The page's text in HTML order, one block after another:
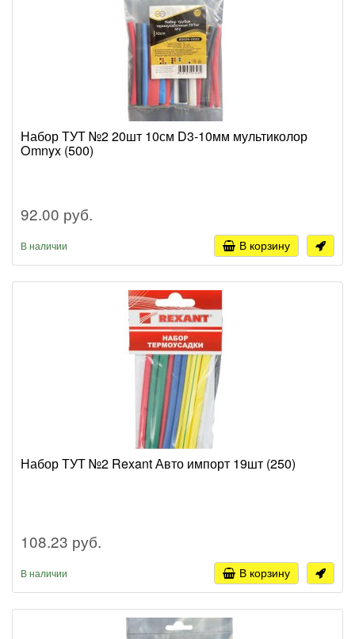
Набор ТУТ №2 20шт 10см D3-10мм мультиколор
Omnyx (500)
92.00 руб.
В наличии В корзину
Набор ТУТ №2 Rexant Авто импорт 19шт (250)
108.23 руб.
В наличии В корзину